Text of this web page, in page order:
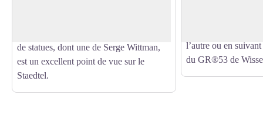
de statues, dont une de Serge Wittman,
est un excellent point de vue sur le
Staedtel.
l’autre ou en
du GR®53 de